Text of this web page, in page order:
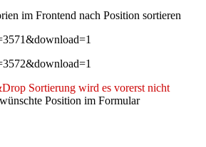
im Frontend nach Position sortieren
Sortierung wird es vorerst nicht
Position im Formular